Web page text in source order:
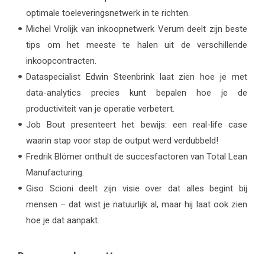
optimale toeleveringsnetwerk in te richten.
Michel Vrolijk van inkoopnetwerk Verum deelt zijn beste
tips om het meeste te halen uit de verschillende
inkoopcontracten.
Dataspecialist Edwin Steenbrink laat zien hoe je met
data-analytics precies kunt bepalen hoe je de
productiviteit van je operatie verbetert.
Job Bout presenteert het bewijs: een real-life case
waarin stap voor stap de output werd verdubbeld!
Fredrik Blömer onthult de succesfactoren van Total Lean
Manufacturing.
Giso Scioni deelt zijn visie over dat alles begint bij
mensen – dat wist je natuurlijk al, maar hij laat ook zien
hoe je dat aanpakt.